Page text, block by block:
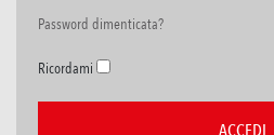
Password dimenticata?
Ricordami